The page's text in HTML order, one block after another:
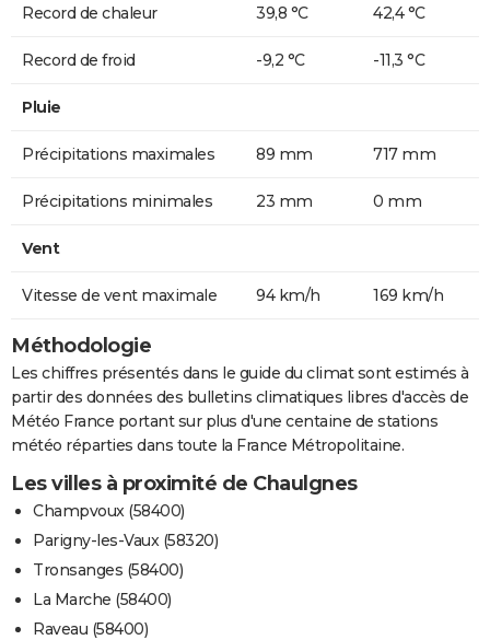
Record de chaleur 39,8 °C 42,4 °C
Record de froid -9,2 °C -11,3 °C
Pluie
Précipitations maximales 89 mm 717 mm
Précipitations minimales 23 mm 0 mm
Vent
Vitesse de vent maximale 94 km/h 169 km/h
Méthodologie
Les chiffres présentés dans le guide du climat sont estimés à
partir des données des bulletins climatiques libres d'accès de
Météo France portant sur plus d'une centaine de stations
météo réparties dans toute la France Métropolitaine.
Les villes à proximité de Chaulgnes
Champvoux (58400)
Parigny-les-Vaux (58320)
Tronsanges (58400)
La Marche (58400)
Raveau (58400)